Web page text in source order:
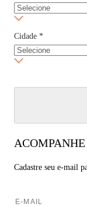
Cidade *
Cadastre seu e-mail